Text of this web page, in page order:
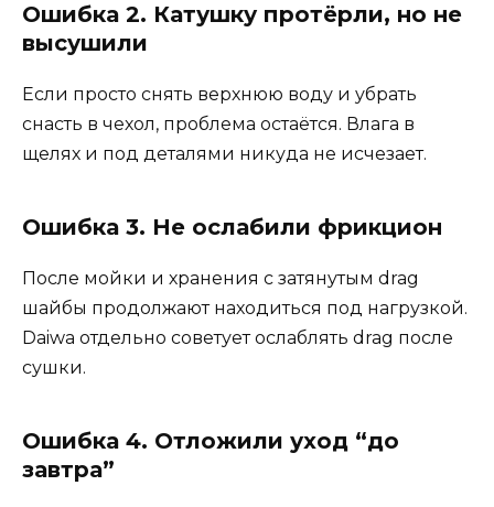
Ошибка 2. Катушку протёрли, но не
высушили
Если просто снять верхнюю воду и убрать
снасть в чехол, проблема остаётся. Влага в
щелях и под деталями никуда не исчезает.
Ошибка 3. Не ослабили фрикцион
После мойки и хранения с затянутым drag
шайбы продолжают находиться под нагрузкой.
Daiwa отдельно советует ослаблять drag после
сушки.
Ошибка 4. Отложили уход “до
завтра”